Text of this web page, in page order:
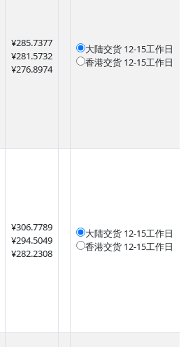
¥285.7377
¥281.5732
¥276.8974
大陆交货 12-15工作日
香港交货 12-15工作日
¥306.7789
¥294.5049
¥282.2308
大陆交货 12-15工作日
香港交货 12-15工作日